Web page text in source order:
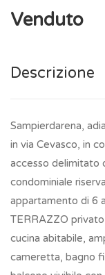
Venduto
Descrizione
Sampierdarena,
in via Cevasco, in
accesso delimitato
condominiale
appartamento di 6
TERRAZZO
cucina abitabile,
cameretta, bagno